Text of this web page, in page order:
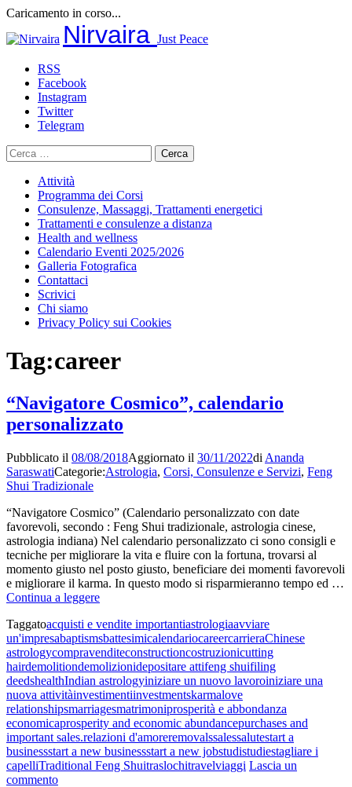
Caricamento in corso...
al
Nirvaira Just Peace
RSS
Facebook
Instagram
Twitter
Telegram
Ricerca
per:
Attività
Programma dei Corsi
Consulenze, Massaggi, Trattamenti energetici
Trattamenti e consulenze a distanza
Health and wellness
Calendario Eventi 2025/2026
Galleria Fotografica
Contattaci
Scrivici
Chi siamo
Privacy Policy sui Cookies
Tag:career
“Navigatore Cosmico”, calendario
personalizzato
Pubblicato il 08/08/2018Aggiornato il 30/11/2022di Ananda
SaraswatiCategorie:Astrologia, Corsi, Consulenze e Servizi, Feng
Shui Tradizionale
“Navigatore Cosmico” (Calendario personalizzato con date
favorevoli, secondo : Feng Shui tradizionale, astrologia cinese,
astrologia indiana) Nel calendario personalizzato ci sono consigli e
tecniche per migliorare la vita e fluire con la fortuna, trovarsi al
momento giusto nel posto giusto, beneficiare dei momenti favorevoli
e migliorare il karma. In questo modo si risparmieranno tempo ed …
Continua a leggere“Navigatore
calendario
personalizzato
Taggatoacquisti e vendite importantiastrologiaavviare
un'impresabaptismsbattesimicalendariocareercarrieraChinese
astrologycompravenditeconstructioncostruzionicutting
hairdemolitiondemolizionidepositare attifeng shuifiling
deedshealthIndian astrologyiniziare un nuovo lavoroiniziare una
nuova attivitàinvestimentiinvestmentskarmalove
relationshipsmarriagesmatrimoniprosperità e abbondanza
economicaprosperity and economic abundancepurchases and
important sales.relazioni d'amoreremovalssalessalutestart a
businessstart a new businessstart a new jobstudistudiestagliare i
capelliTraditional Feng Shuitraslochitravelviaggi Lascia un
commentosu